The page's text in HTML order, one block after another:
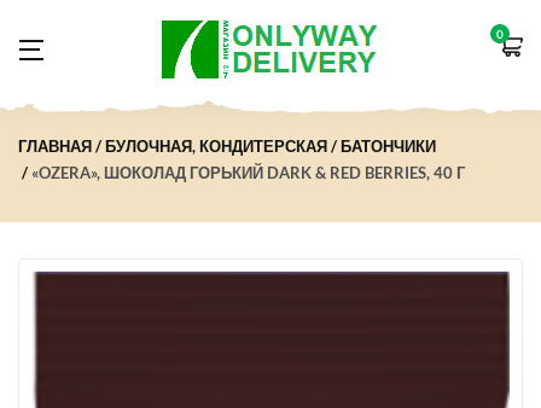
0
ГЛАВНАЯ БУЛОЧНАЯ, КОНДИТЕРСКАЯ
БАТОНЧИКИ
«OZERA», ШОКОЛАД ГОРЬКИЙ DARK & RED BERRIES, 40 Г